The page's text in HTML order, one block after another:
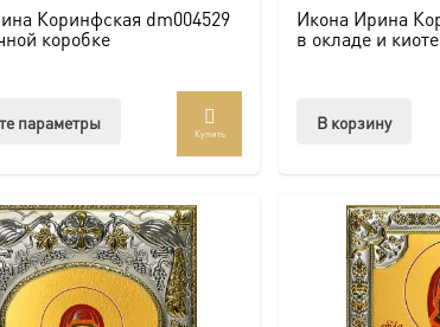
Коринфская dm004529
коробке
параметры
вариаций.
Опции
можно
выбрать
Купить
Икона Ирина
в окладе и
В корзину